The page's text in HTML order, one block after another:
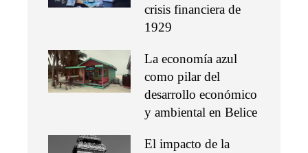
crisis financiera de
1929
La economía azul
como pilar del
desarrollo económico
y ambiental en Belice
El impacto de la